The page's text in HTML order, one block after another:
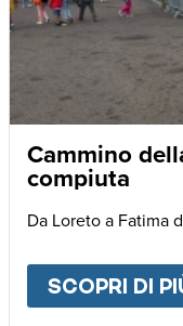
Cammino
compiuta
Da Loreto a Fatima
SCOPRI DI